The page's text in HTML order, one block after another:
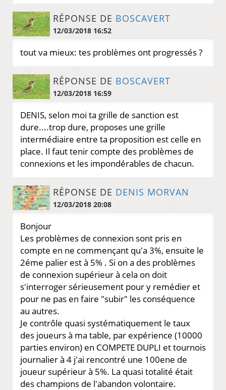
RÉPONSE DE BOSCAVERT
12/03/2018 16:52
tout va mieux: tes problèmes ont progressés ?
RÉPONSE DE BOSCAVERT
12/03/2018 16:59
DENIS, selon moi ta grille de sanction est
dure....trop dure, proposes une grille
intermédiaire entre ta proposition est celle en
place. Il faut tenir compte des problèmes de
connexions et les impondérables de chacun.
RÉPONSE DE DENIS MORVAN
12/03/2018 20:08
Bonjour
Les problèmes de connexion sont pris en
compte en ne commençant qu'a 3%, ensuite le
2éme palier est à 5% . Si on a des problèmes
de connexion supérieur à cela on doit
s'interroger sérieusement pour y remédier et
pour ne pas en faire "subir" les conséquence
au autres.
Je contrôle quasi systématiquement le taux
des joueurs à ma table, par expérience (10000
parties environ) en COMPETE DUPLI et tournois
journalier à 4 j'ai rencontré une 100ene de
joueur supérieur à 5%. La quasi totalité était
des champions de l'abandon volontaire.